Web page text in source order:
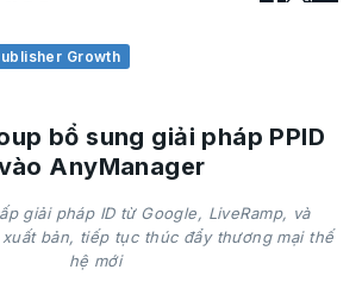
Growth
bổ sung giải pháp PPID
AnyManager
giải pháp ID từ Google, LiveRamp, và
bản, tiếp tục thúc đẩy thương mại thế
hệ mới